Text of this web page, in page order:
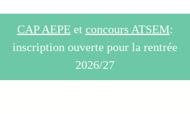
CAP AEPEet concours ATSEM:
inscription ouverte pour la rentrée
2026/27